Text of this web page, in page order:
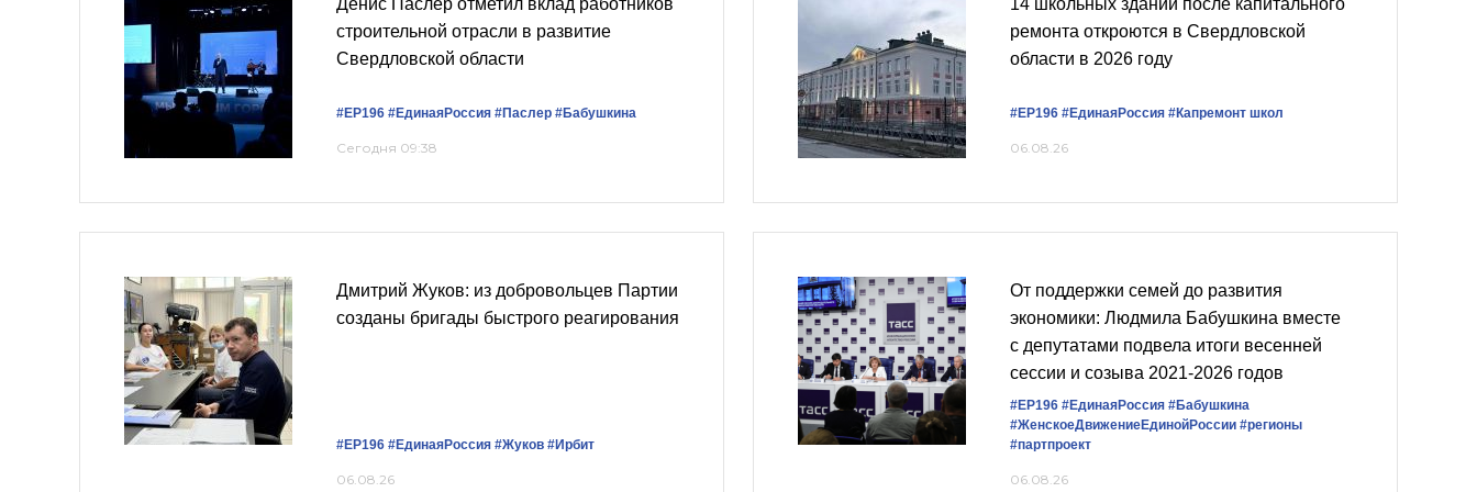
Денис Паслер отметил вклад работников
строительной отрасли в развитие
Свердловской области
#ЕР196 #ЕдинаяРоссия #Паслер #Бабушкина
Сегодня 09:38
14 школьных зданий после капитального
ремонта откроются в Свердловской
области в 2026 году
#ЕР196 #ЕдинаяРоссия #Капремонт школ
06.08.26
Дмитрий Жуков: из добровольцев Партии
созданы бригады быстрого реагирования
#ЕР196 #‎ЕдинаяРоссия #Жуков #Ирбит
06.08.26
От поддержки семей до развития
экономики: Людмила Бабушкина вместе
с депутатами подвела итоги весенней
сессии и созыва 2021-2026 годов
#ЕР196 #‎ЕдинаяРоссия #Бабушкина
#ЖенскоеДвижениеЕдинойРоссии #регионы
#партпроект
06.08.26